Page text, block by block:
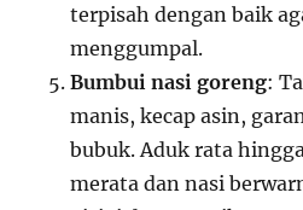
terpisah dengan baik
menggumpal.
Bumbui nasi goreng:
manis, kecap asin,
bubuk. Aduk rata
merata dan nasi